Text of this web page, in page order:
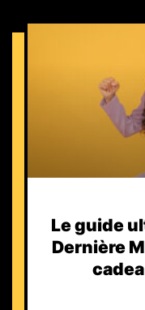
Le guide
Dernière